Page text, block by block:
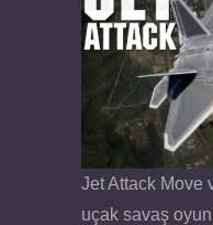
Jet Attack Move
uçak savaş